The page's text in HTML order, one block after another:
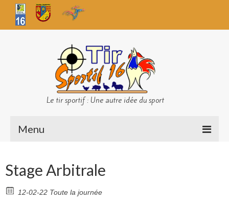
Le tir sportif : Une autre idée du sport
Menu
Sécurité
Challenges TS 16
Stage Arbitrale
12-02-22 Toute la journée